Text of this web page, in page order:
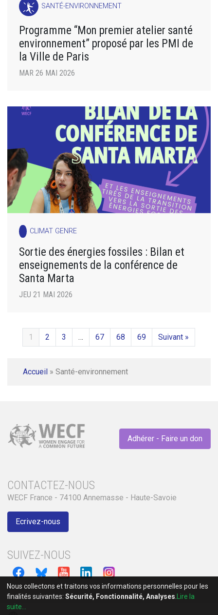
SANTÉ-ENVIRONNEMENT
Programme “Mon premier atelier santé
environnement” proposé par les PMI de
la Ville de Paris
MAR 26 MAI 2026
CLIMAT GENRE
Sortie des énergies fossiles : Bilan et
enseignements de la conférence de
Santa Marta
JEU 21 MAI 2026
1 2 3 … 67 68 69 Suivant »
Accueil » Santé-environnement
Adhérer - Faire un don
CONTACTEZ-NOUS
WECF France - 74100 Annemasse - Haute-Savoie
Ecrivez-nous
SUIVEZ-NOUS
Nous collectons et traitons vos informations personnelles pour les
finalités suivantes: Sécurité, Fonctionnalité, Analyses
Lire la
suite...